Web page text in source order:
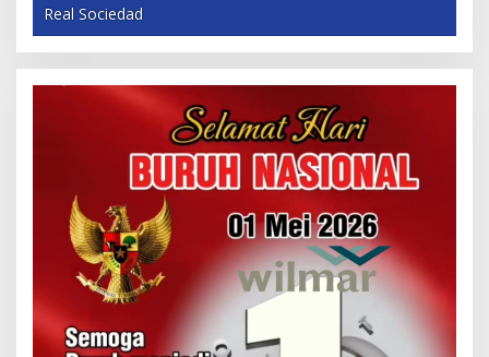
Real Sociedad